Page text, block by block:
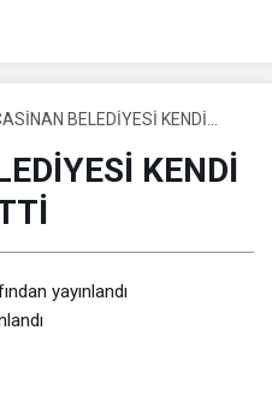
BELEDİYESİ KENDİ
KENDİ
yayınlandı